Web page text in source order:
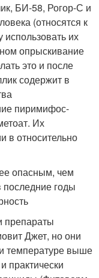
БИ-58, Рогор-С и
(относятся к
их
опрыскивание
это и после
содержит в
пиримифос-
Их
в относительно
опасным, чем
последние годы
препараты
Джет, но они
температуре выше
практически